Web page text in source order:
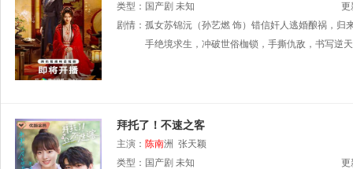
类型： 国产剧 未知
更
剧情： 孤女苏锦沅（孙艺燃 饰）错信奸人逃婚酿祸，归
手绝境求生，冲破世俗枷锁，手撕仇敌，书写逆
拜托了！不速之客
主演： 陈南洲 张天颖
类型： 国产剧 未知
更